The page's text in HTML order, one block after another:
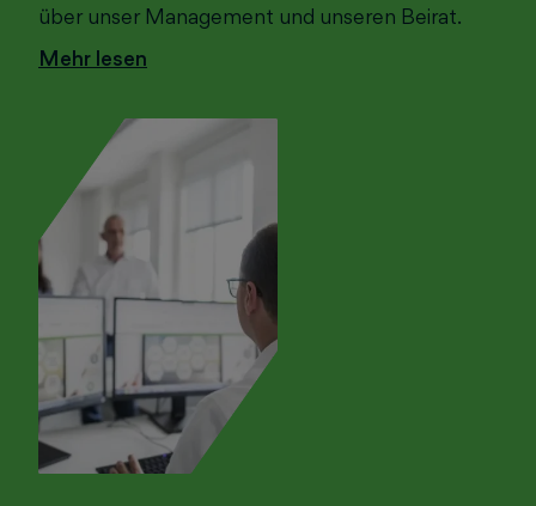
über unser Management und unseren Beirat.
Mehr lesen